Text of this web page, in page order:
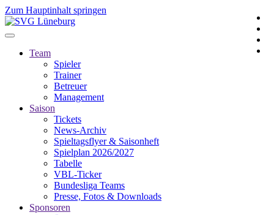
Zum Hauptinhalt springen
Team
Spieler
Trainer
Betreuer
Management
Saison
Tickets
News-Archiv
Spieltagsflyer & Saisonheft
Spielplan 2026/2027
Tabelle
VBL-Ticker
Bundesliga Teams
Presse, Fotos & Downloads
Sponsoren